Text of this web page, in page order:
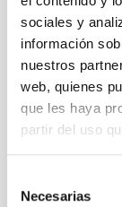
sociales y
información
nuestros
web, quienes
que les haya
partir del uso
Necesarias
MAGIC